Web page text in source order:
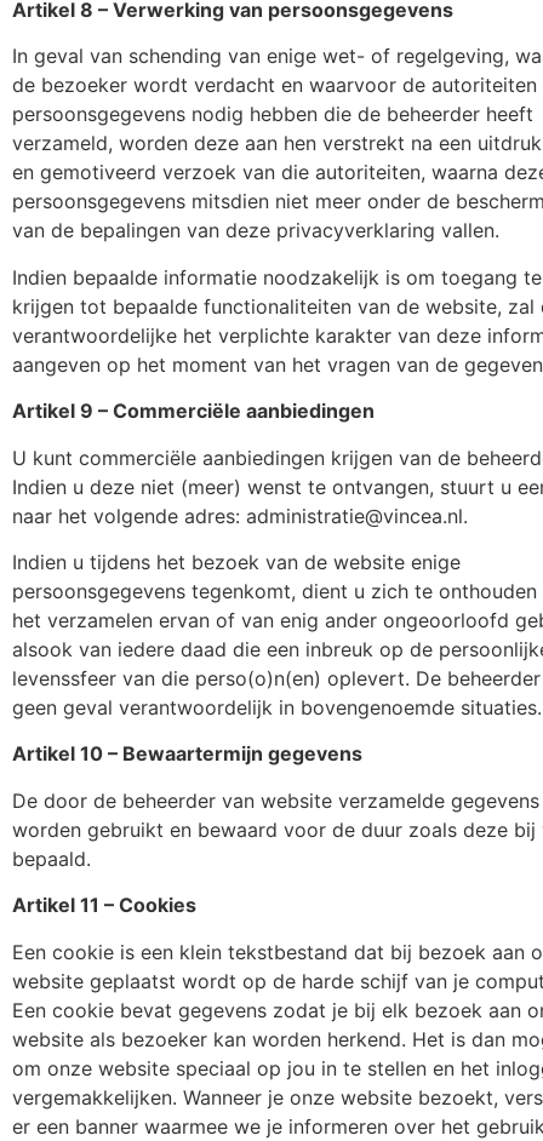
Artikel 8 – Verwerking van persoonsgegevens
In geval van schending van enige wet- of regelgeving,
de bezoeker wordt verdacht en waarvoor de autoriteiten
persoonsgegevens nodig hebben die de beheerder heeft
verzameld, worden deze aan hen verstrekt na een
en gemotiveerd verzoek van die autoriteiten, waarna
persoonsgegevens mitsdien niet meer onder de
van de bepalingen van deze privacyverklaring vallen.
Indien bepaalde informatie noodzakelijk is om toegang te
krijgen tot bepaalde functionaliteiten van de website, zal
verantwoordelijke het verplichte karakter van deze
aangeven op het moment van het vragen van de
Artikel 9 – Commerciële aanbiedingen
U kunt commerciële aanbiedingen krijgen van de
Indien u deze niet (meer) wenst te ontvangen, stuurt u
naar het volgende adres: administratie@vincea.nl.
Indien u tijdens het bezoek van de website enige
persoonsgegevens tegenkomt, dient u zich te onthouden
het verzamelen ervan of van enig ander ongeoorloofd
alsook van iedere daad die een inbreuk op de
levenssfeer van die perso(o)n(en) oplevert. De
geen geval verantwoordelijk in bovengenoemde situaties.
Artikel 10 – Bewaartermijn gegevens
De door de beheerder van website verzamelde gegevens
worden gebruikt en bewaard voor de duur zoals deze bij
bepaald.
Artikel 11 – Cookies
Een cookie is een klein tekstbestand dat bij bezoek aan
website geplaatst wordt op de harde schijf van je
Een cookie bevat gegevens zodat je bij elk bezoek aan
website als bezoeker kan worden herkend. Het is dan
om onze website speciaal op jou in te stellen en het
vergemakkelijken. Wanneer je onze website bezoekt,
er een banner waarmee we je informeren over het